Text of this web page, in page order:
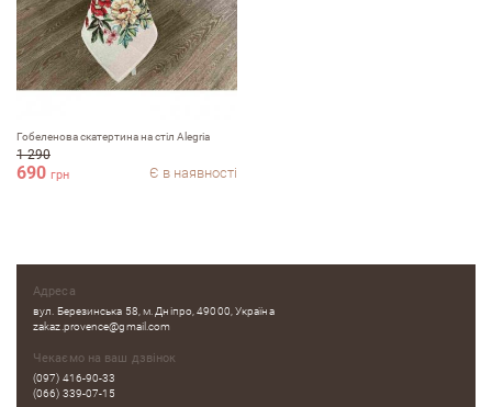
Гобеленова скатертина на стiл Alegria
1 290
690 грн Є в наявності
Адреса
вул. Березинська 58, м. Дніпро, 49000, Україна
zakaz.provence@gmail.com
Чекаємо на ваш дзвінок
(097) 416-90-33
(066) 339-07-15
Залишити вiдгук про магазин
Коментар